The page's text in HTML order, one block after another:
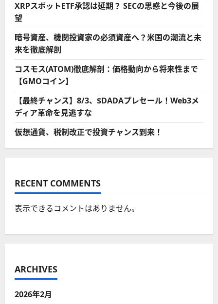
XRPスポットETF承認は延期？ SECの思惑と今後の展
望
暗号資産、機関投資家の必須資産へ？米国の潮流と未
来を徹底解剖
コスモス(ATOM)徹底解剖：価格動向から将来性まで
【GMOコイン】
【最終チャンス】8/3、$DADAプレセール！Web3メ
ディア革命を見逃すな
仮想通貨、税制改正で投資チャンス到来！
RECENT COMMENTS
表示できるコメントはありません。
ARCHIVES
2026年2月